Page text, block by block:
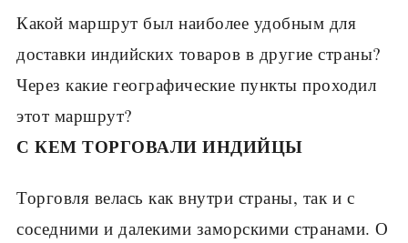
Какой маршрут был наиболее удобным для
доставки индийских товаров в другие страны?
Через какие географические пункты проходил
этот маршрут?
С КЕМ ТОРГОВАЛИ ИНДИЙЦЫ
Торговля велась как внутри страны, так и с
соседними и далекими замор­скими странами. О